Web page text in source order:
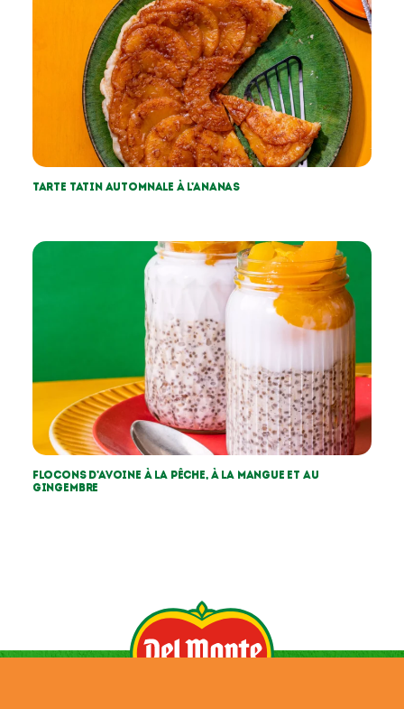
Tarte tatin automnale à l’ananas
Flocons d’avoine à la pêche, à la mangue et au
gingembre